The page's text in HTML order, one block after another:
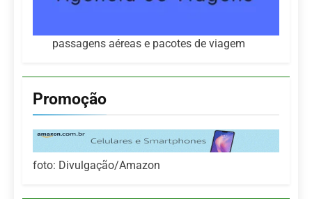
passagens aéreas e pacotes de viagem
Promoção
foto: Divulgação/Amazon